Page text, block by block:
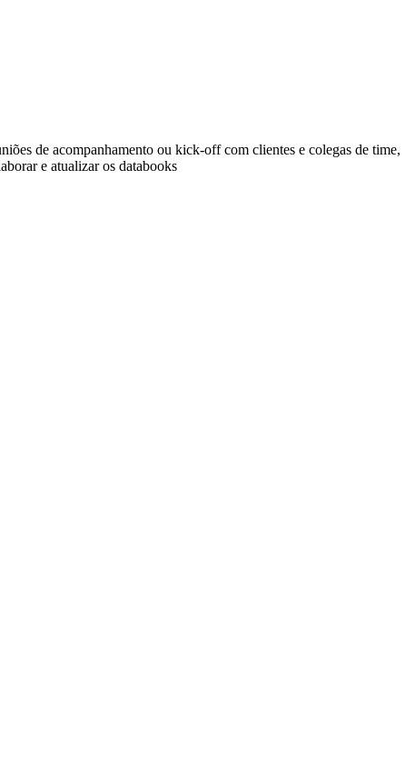
de acompanhamento ou kick-off com clientes e colegas de time,
e atualizar os databooks